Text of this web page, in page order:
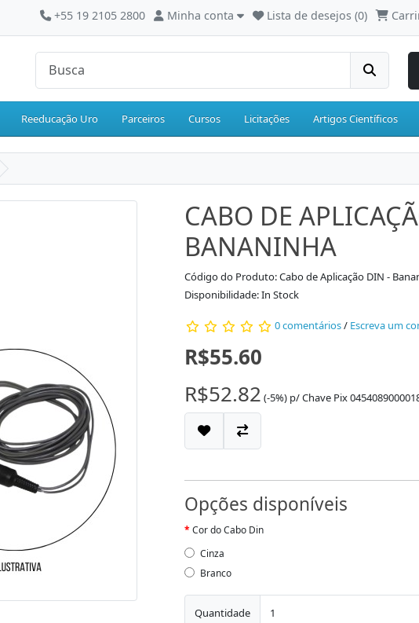
+55 19 2105 2800 Minha conta Lista de desejos (0)
Reeducação Uro Parceiros Cursos Licitações Artigos Científicos
CABO DE
BANANINHA
Código do Produto: Cabo de Aplicação DIN -
Disponibilidade: In Stock
0 comentários/ Escreva um
R$55.60
R$52.82 (-5%) p/Chave Pix
Opções disponíveis
Cor do Cabo Din
Cinza
Branco
Quantidade